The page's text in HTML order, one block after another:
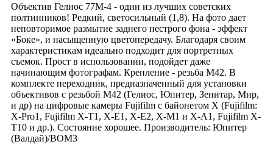
Объектив Гелиос 77М-4 - один из лучших советских
полтинников! Редкий, светосильный (1,8). На фото дает
неповторимое размытие заднего пестрого фона - эффект
«Боке», и насыщенную цветопередачу. Благодаря своим
характеристикам идеально подходит для портретных
съемок. Прост в использовании, подойдет даже
начинающим фотографам. Крепление - резьба М42. В
комплекте переходник, предназначенный для установки
объективов с резьбой М42 (Гелиос, Юпитер, Зенитар, Мир,
и др) на цифровые камеры Fujifilm с байонетом Х (Fujifilm:
X-Pro1, Fujifilm X-T1, X-E1, X-E2, X-M1 и X-A1, Fujifilm X-
T10 и др.). Состояние хорошее. Производитель: Юпитер
(Валдай)/ВОМЗ